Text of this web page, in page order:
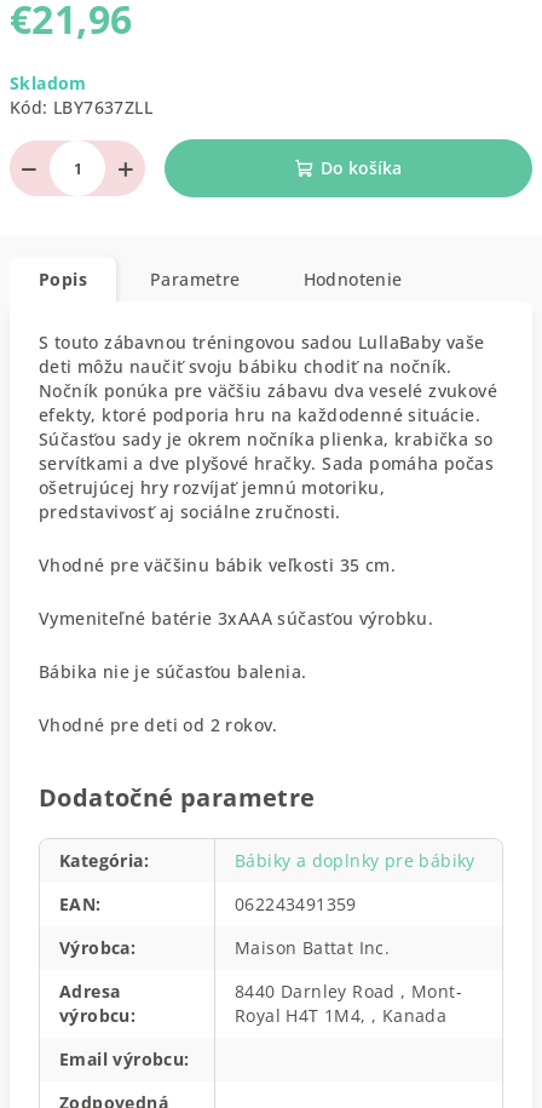
€21,96
cena:
Skladom
Kód: LBY7637ZLL
+
− Do košíka
Popis Parametre Hodnotenie
S touto zábavnou tréningovou sadou LullaBaby vaše
deti môžu naučiť svoju bábiku chodiť na nočník.
Nočník ponúka pre väčšiu zábavu dva veselé zvukové
efekty, ktoré podporia hru na každodenné situácie.
Súčasťou sady je okrem nočníka plienka, krabička so
servítkami a dve plyšové hračky. Sada pomáha počas
ošetrujúcej hry rozvíjať jemnú motoriku,
predstavivosť aj sociálne zručnosti.
Vhodné pre väčšinu bábik veľkosti 35 cm.
Vymeniteľné batérie 3xAAA súčasťou výrobku.
Bábika nie je súčasťou balenia.
Vhodné pre deti od 2 rokov.
Dodatočné parametre
Kategória:
Bábiky a doplnky pre bábiky
EAN:
062243491359
Výrobca:
Maison Battat Inc.
Adresa
výrobcu:
8440 Darnley Road , Mont-
Royal H4T 1M4, , Kanada
Email výrobcu:
Zodpovedná